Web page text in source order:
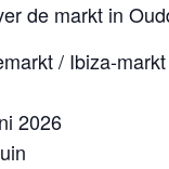
de markt in
/ Ibiza-markt
2026